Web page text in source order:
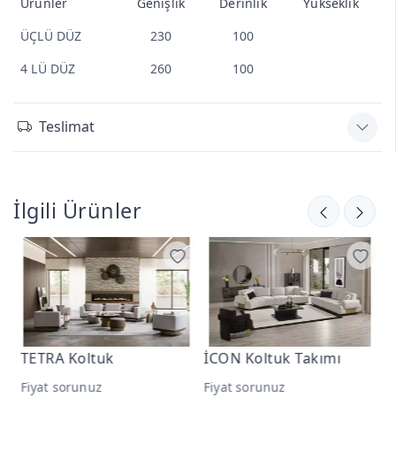
ÜÇLÜ DÜZ
230
100
4 LÜ DÜZ
260 100
Teslimat
İlgili Ürünler
İCON Koltuk Takımı
Fiyat sorunuz
MİLAS Koltuk
Fiyat sorunuz